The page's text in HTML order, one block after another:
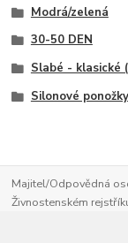
Modrá/zelená
30-50 DEN
Slabé - klasické
Silonové
Majitel/Odpovědná
Živnostenském